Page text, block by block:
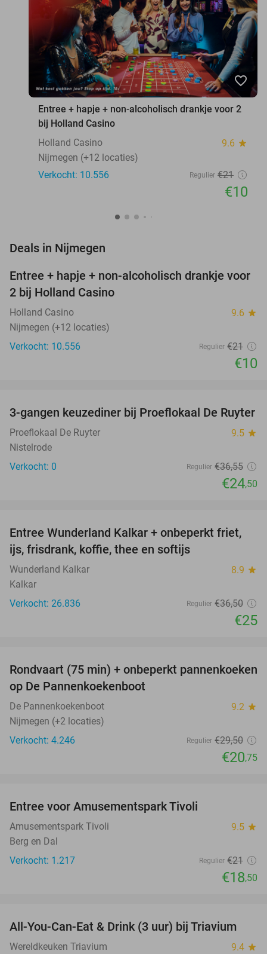
favorite_border
Entree + hapje + non-alcoholisch drankje voor 2
bij Holland Casino
Holland Casino
9.6 star
Nijmegen (+12 locaties)
Verkocht: 10.556
Regulier €21
€10
Deals in Nijmegen
52%
Entree + hapje + non-alcoholisch drankje voor
2 bij Holland Casino
Holland Casino 9.6 star
Nijmegen (+12 locaties)
Verkocht: 10.556
Regulier €21
€10
33%
NEW
TODAY
3-gangen keuzediner bij Proeflokaal De Ruyter
Proeflokaal De Ruyter 9.5 star
Nistelrode
Verkocht: 0
Regulier €36,55
€24,50
32%
Entree Wunderland Kalkar + onbeperkt friet,
ijs, frisdrank, koffie, thee en softijs
Wunderland Kalkar 8.9 star
Kalkar
Verkocht: 26.836
Regulier €36,50
€25
30%
Rondvaart (75 min) + onbeperkt pannenkoeken
op De Pannenkoekenboot
De Pannenkoekenboot 9.2 star
Nijmegen (+2 locaties)
Verkocht: 4.246
Regulier €29,50
€20,75
Entree voor Amusementspark Tivoli
Amusementspark Tivoli 9.5 star
Berg en Dal
Verkocht: 1.217
Regulier €21
€18,50
21%
All-You-Can-Eat & Drink (3 uur) bij Triavium
Wereldkeuken Triavium 9.4 star